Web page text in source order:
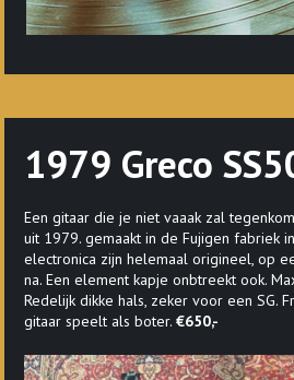
1979 Greco
Een gitaar die je niet vaaak zal
uit 1979. gemaakt in de Fujigen fabriek
electronica zijn helemaal origineel, op
na. Een element kapje onbtreekt ook.
Redelijk dikke hals, zeker voor een SG.
gitaar speelt als boter.€650,-